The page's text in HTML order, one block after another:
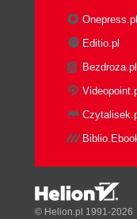
Onepress.pl
Editio.pl
Bezdroza.pl
© Helion.pl 1991-2026